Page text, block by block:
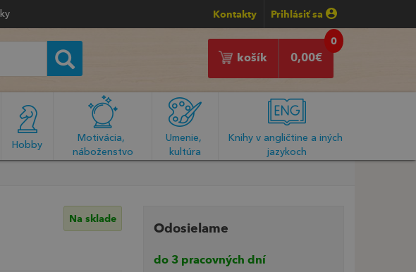
Kontakty Prihlásiť sa
0
0,00€
košík
Hobby
Motivácia,
náboženstvo
Umenie,
kultúra
Knihy v angličtine a iných
jazykoch
Na sklade
Odosielame
do 3 pracovných dní